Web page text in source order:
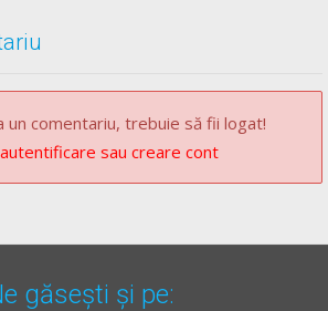
un comentariu, trebuie să fii logat!
sau creare cont
găsești și pe: